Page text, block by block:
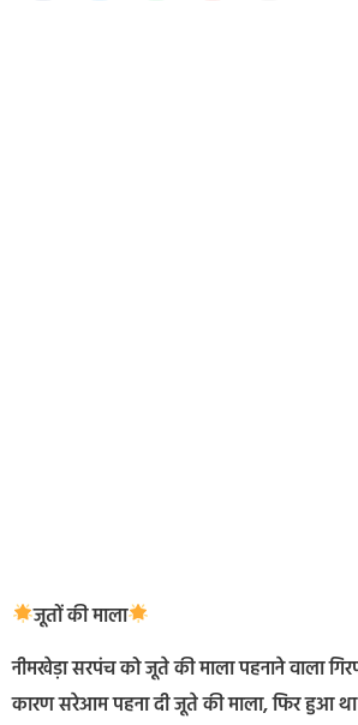
जूतों की माला
नीमखेड़ा सरपंच को जूते की माला पहनाने वाला
कारण सरेआम पहना दी जूते की माला, फिर हुआ था